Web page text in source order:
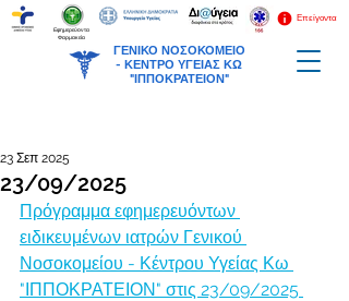
ΓΕΝΙΚΟ ΝΟΣΟΚΟΜΕΙΟ
- ΚΕΝΤΡΟ ΥΓΕΙΑΣ ΚΩ
"ΙΠΠΟΚΡΑΤΕΙΟΝ"
Επείγοντα
Εφημερεύοντα
Φαρμακεία
23/09/2025
23 Σεπ 2025
Πρόγραμμα εφημερευόντων
ειδικευμένων ιατρών Γενικού
Νοσοκομείου - Κέντρου Υγείας Κω
"ΙΠΠΟΚΡΑΤΕΙΟΝ" στις 23/09/2025